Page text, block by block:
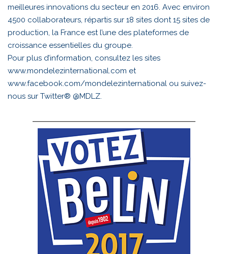
meilleures innovations du secteur en 2016. Avec environ
4500 collaborateurs, répartis sur 18 sites dont 15 sites de
production, la France est l’une des plateformes de
croissance essentielles du groupe.
Pour plus d’information, consultez les sites
www.mondelezinternational.com et
www.facebook.com/mondelezinternational ou suivez-
nous sur Twitter® @MDLZ.